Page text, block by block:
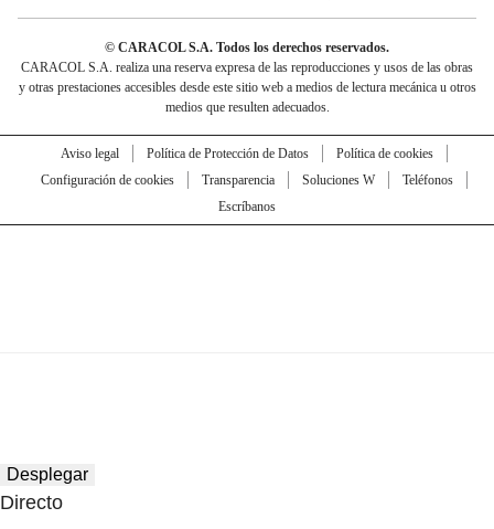
© CARACOL S.A. Todos los derechos reservados.
CARACOL S.A. realiza una reserva expresa de las reproducciones y usos de las obras
y otras prestaciones accesibles desde este sitio web a medios de lectura mecánica u otros
medios que resulten adecuados.
Aviso legal Política de Protección de Datos
Política de cookies
Configuración de cookies
Transparencia Soluciones W
Teléfonos
Escríbanos
Desplegar
Directo